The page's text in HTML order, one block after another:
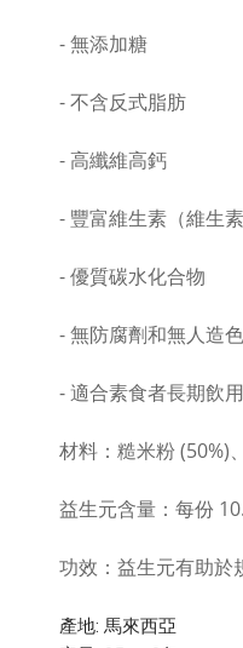
- 無添加糖
- 不含反式脂肪
- 高纖維高鈣
- 豐富維生素（維生
- 優質碳水化合物
- 無防腐劑和無人造
- 適合素食者長期飲用
材料：糙米粉 (50%)
益生元含量：每份
功效：益生元有助於
產地: 馬來西亞